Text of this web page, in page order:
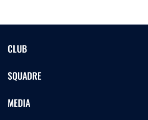
CLUB
SQUADRE
MEDIA